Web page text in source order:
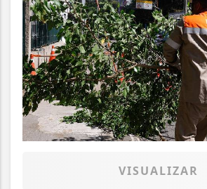
VISUALIZAR